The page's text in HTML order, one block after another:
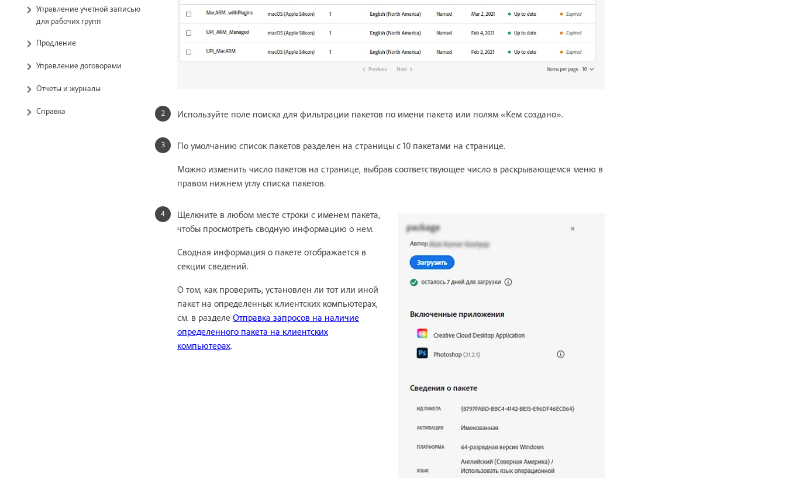
Управление учетной записью
для рабочих групп
Продление
Управление договорами
Отчеты и журналы
Справка Используйте поле поиска для фильтрации пакетов по имени пакета или полям «Кем создано».
По умолчанию список пакетов разделен на страницы с 10 пакетами на странице.
Можно изменить число пакетов на странице, выбрав соответствующее число в раскрывающемся меню в
правом нижнем углу списка пакетов.
Щелкните в любом месте строки с именем пакета,
чтобы просмотреть сводную информацию о нем.
Сводная информация о пакете отображается в
секции сведений.
О том, как проверить, установлен ли тот или иной
пакет на определенных клиентских компьютерах,
см. в разделе Отправка запросов на наличие
определенного пакета на клиентских
компьютерах.